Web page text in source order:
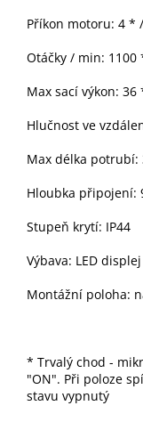
Příkon motoru: 4 *
Otáčky / min: 1100
Max sací výkon:
Hlučnost ve
Max délka potrubí:
Hloubka připojení:
Stupeň krytí: IP44
Výbava: LED
Montážní poloha:
* Trvalý chod -
"ON". Při poloze
stavu vypnutý